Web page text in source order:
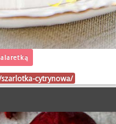
cytrynowa/